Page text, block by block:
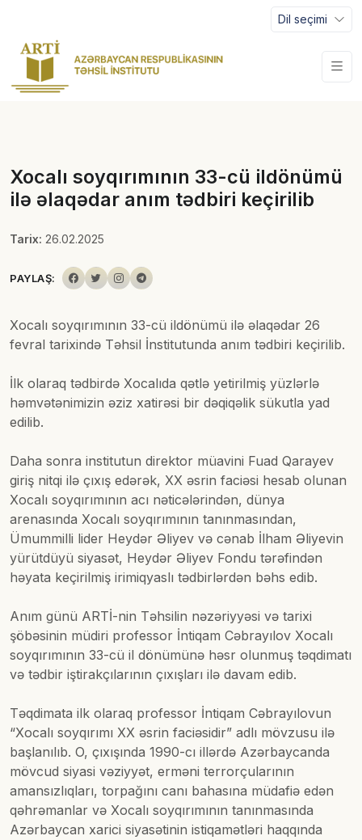
Dil seçimi
Xocalı soyqırımının 33-cü ildönümü
ilə əlaqədar anım tədbiri keçirilib
Tarix: 26.02.2025
PAYLAŞ:
Xocalı soyqırımının 33-cü ildönümü ilə əlaqədar 26
fevral tarixində Təhsil İnstitutunda anım tədbiri keçirilib.
İlk olaraq tədbirdə Xocalıda qətlə yetirilmiş yüzlərlə
həmvətənimizin əziz xatirəsi bir dəqiqəlik sükutla yad
edilib.
Daha sonra institutun direktor müavini Fuad Qarayev
giriş nitqi ilə çıxış edərək, XX əsrin faciəsi hesab olunan
Xocalı soyqırımının acı nəticələrindən, dünya
arenasında Xocalı soyqırımının tanınmasından,
Ümummilli lider Heydər Əliyev və cənab İlham Əliyevin
yürütdüyü siyasət, Heydər Əliyev Fondu tərəfindən
həyata keçirilmiş irimiqyaslı tədbirlərdən bəhs edib.
Anım günü ARTİ-nin Təhsilin nəzəriyyəsi və tarixi
şöbəsinin müdiri professor İntiqam Cəbrayılov Xocalı
soyqırımının 33-cü il dönümünə həsr olunmuş təqdimatı
və tədbir iştirakçılarının çıxışları ilə davam edib.
Təqdimata ilk olaraq professor İntiqam Cəbrayılovun
“Xocalı soyqırımı XX əsrin faciəsidir” adlı mövzusu ilə
başlanılıb. O, çıxışında 1990-cı illərdə Azərbaycanda
mövcud siyasi vəziyyət, erməni terrorçularının
amansızlıqları, torpağını canı bahasına müdafiə edən
qəhrəmanlar və Xocalı soyqırımının tanınmasında
Azərbaycan xarici siyasətinin istiqamətləri haqqında